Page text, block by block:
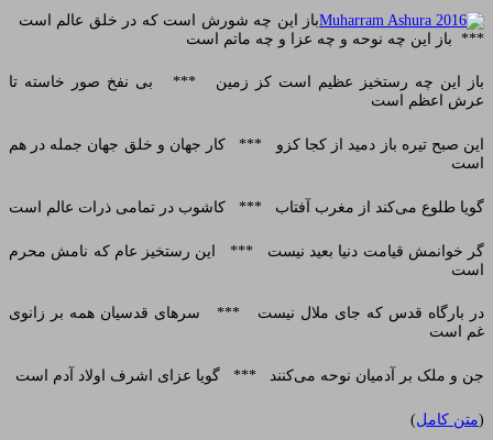
باز این چه شورش است که در خلق عالم است
*** باز این چه نوحه و چه عزا و چه ماتم است
باز این چه رستخیز عظیم است کز زمین *** بی نفخ صور خاسته تا
عرش اعظم است
این صبح تیره باز دمید از کجا کزو *** کار جهان و خلق جهان جمله در هم
است
گویا طلوع می‌کند از مغرب آفتاب *** کاشوب در تمامی ذرات عالم است
گر خوانمش قیامت دنیا بعید نیست *** این رستخیز عام که نامش محرم
است
در بارگاه قدس که جای ملال نیست *** سرهای قدسیان همه بر زانوی
غم است
جن و ملک بر آدمیان نوحه می‌کنند *** گویا عزای اشرف اولاد آدم است
(متن کامل)